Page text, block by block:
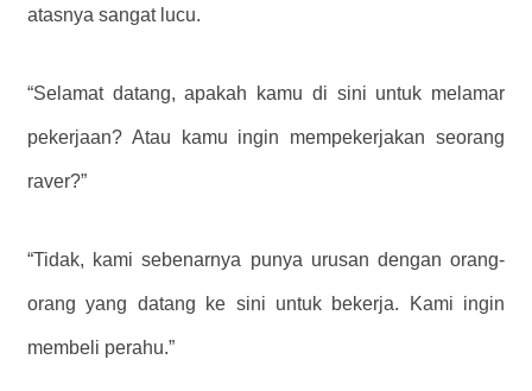
atasnya sangat lucu.
“Selamat datang, apakah kamu di sini untuk melamar
pekerjaan? Atau kamu ingin mempekerjakan seorang
raver?”
“Tidak, kami sebenarnya punya urusan dengan orang-
orang yang datang ke sini untuk bekerja. Kami ingin
membeli perahu.”